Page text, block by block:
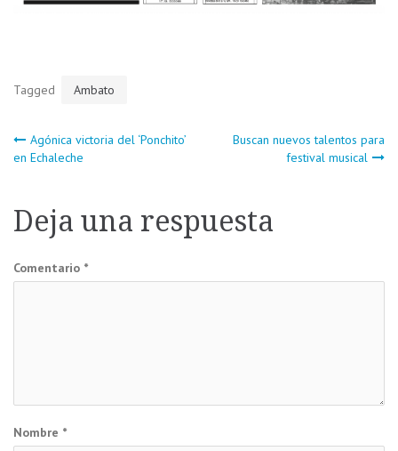
Tagged Ambato
Navegación
entradas
Agónica victoria del ‘Ponchito’
en Echaleche
Buscan nuevos talentos para
festival musical
Deja una respuesta
Comentario *
Nombre *